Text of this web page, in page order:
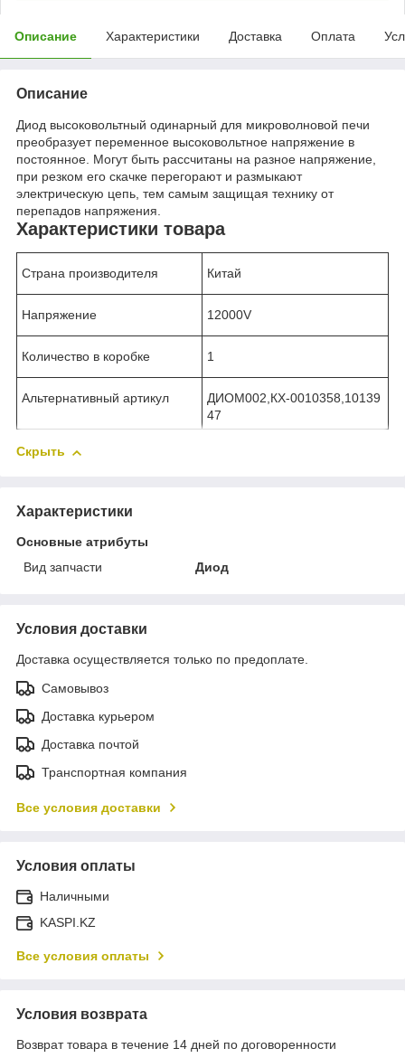
Описание Характеристики Доставка Оплата
Описание
Диод высоковольтный одинарный для микроволновой печи
преобразует переменное высоковольтное напряжение в
постоянное. Могут быть рассчитаны на разное напряжение,
при резком его скачке перегорают и размыкают
электрическую цепь, тем самым защищая технику от
перепадов напряжения.
Характеристики товара
Страна производителя Китай
Напряжение 12000V
Количество в коробке 1
Альтернативный артикул
ДИОМ002,КХ-0010358,10139
47
Скрыть
Характеристики
Основные атрибуты
Вид запчасти
Диод
Условия доставки
Доставка осуществляется только по предоплате.
Самовывоз
Доставка курьером
Доставка почтой
Транспортная компания
Все условия доставки
Условия оплаты
Наличными
KASPI.KZ
Все условия оплаты
Условия возврата
Возврат товара в течение 14 дней по договоренности